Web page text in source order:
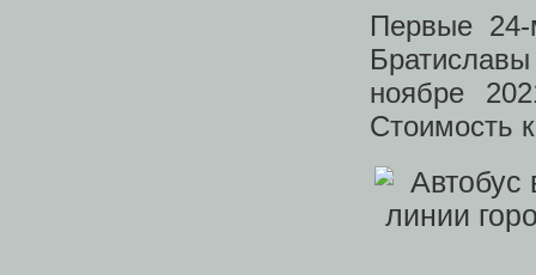
Первые
ноябре
Стоимость